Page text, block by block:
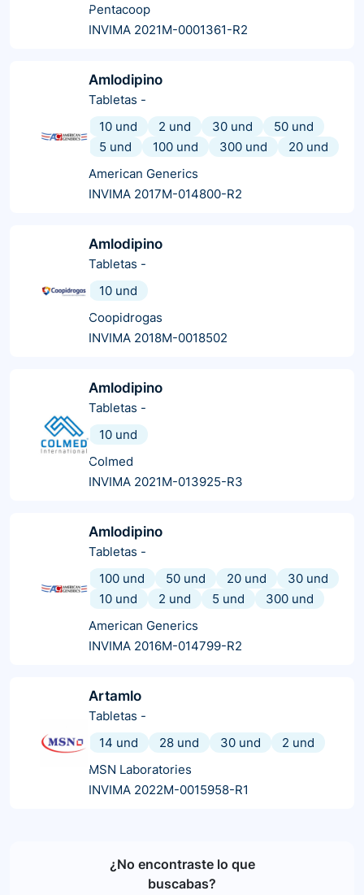
Pentacoop
INVIMA 2021M-0001361-R2
Amlodipino
Tabletas -
10 und
2 und 30 und
50 und
5 und
100 und 300 und
20 und
American Generics
INVIMA 2017M-014800-R2
Amlodipino
Tabletas -
10 und
Coopidrogas
INVIMA 2018M-0018502
Amlodipino
Tabletas -
10 und
Colmed
INVIMA 2021M-013925-R3
Amlodipino
Tabletas -
100 und
50 und 20 und
30 und
10 und
2 und 5 und
300 und
American Generics
INVIMA 2016M-014799-R2
Artamlo
Tabletas -
14 und
28 und 30 und
2 und
MSN Laboratories
INVIMA 2022M-0015958-R1
¿No encontraste lo que
buscabas?